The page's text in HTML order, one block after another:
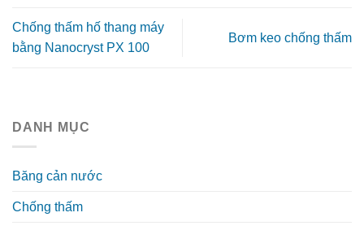
Chống thấm hố thang máy
bằng Nanocryst PX 100
Bơm keo chống thấm
DANH MỤC
Băng cản nước
Chống thấm